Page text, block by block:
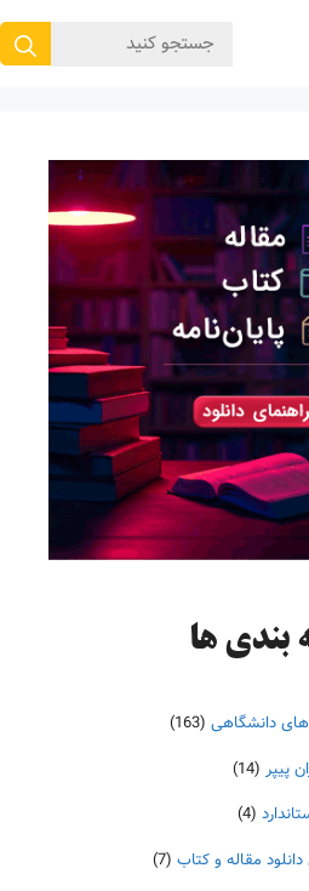
جستجوی
بندی ها
دانشگاهی (163)
پیپر (14)
(4)
مقاله و کتاب (7)